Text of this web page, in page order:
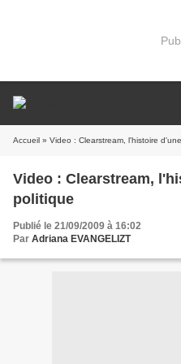
Accueil » Video : Clearstream, l'histoire
Video : Clearstream,
politique
Publié le 21/09/2009 à 16:02
Par Adriana EVANGELIZT